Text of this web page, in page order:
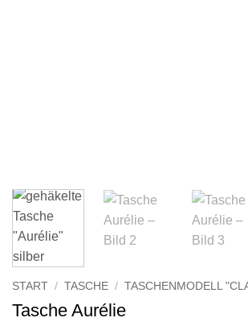
START / TASCHE / TASCHENMODELL
Tasche Aurélie